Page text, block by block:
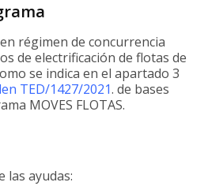
régimen de concurrencia
de electrificación de flotas de
se indica en el apartado 3
TED/1427/2021. de bases
MOVES FLOTAS.
las ayudas: